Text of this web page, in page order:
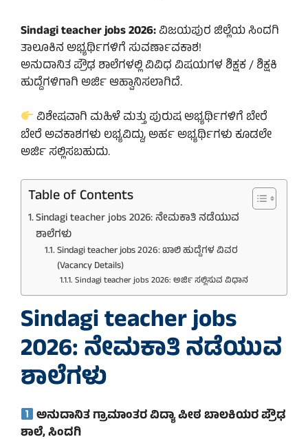
Sindagi teacher jobs 2026:ವಿಜಯಪುರ ಜಿಲ್ಲೆಯ ಸಿಂದಗಿ
ತಾಲೂಕಿನ ಅಭ್ಯರ್ಥಿಗಳಿಗೆ ಸುವರ್ಣಾವಕಾಶ!
ಅನುದಾನಿತ ಪ್ರೌಢ ಶಾಲೆಗಳಲ್ಲಿ ವಿವಿಧ ವಿಷಯಗಳ ಶಿಕ್ಷಕ / ಶಿಕ್ಷಕಿ
ಹುದ್ದೆಗಳಿಗಾಗಿ ಅರ್ಜಿ ಆಹ್ವಾನಿಸಲಾಗಿದೆ.
ವಿಶೇಷವಾಗಿ ಮಹಿಳೆ ಮತ್ತು ಪುರುಷ ಅಭ್ಯರ್ಥಿಗಳಿಗೆ ಬೇರೆ
ಬೇರೆ ಅವಕಾಶಗಳು ಲಭ್ಯವಿದ್ದು, ಅರ್ಹ ಅಭ್ಯರ್ಥಿಗಳು ಕೂಡಲೇ
ಅರ್ಜಿ ಸಲ್ಲಿಸಬಹುದು.
Table of Contents
Sindagi teacher jobs 2026: ನೇಮಕಾತಿ ನಡೆಯುವ
ಶಾಲೆಗಳು
Sindagi teacher jobs 2026: ಖಾಲಿ ಹುದ್ದೆಗಳ ವಿವರ
(Vacancy Details)
Sindagi teacher jobs 2026: ಅರ್ಜಿ ಸಲ್ಲಿಸುವ ವಿಧಾನ
Sindagi teacher jobs
2026: ನೇಮಕಾತಿ ನಡೆಯುವ
ಶಾಲೆಗಳು
ಅನುದಾನಿತ ಗ್ರಾಮಾಂತರ ವಿದ್ಯಾ ಪೀಠ ಬಾಲಕಿಯರ ಪ್ರೌಢ
ಶಾಲೆ, ಸಿಂದಗಿ